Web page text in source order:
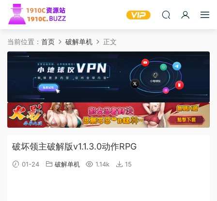
当前位置： 首页 破解单机 正文
破坏领主破解版v1.1.3.0动作RPG
01-24 破解单机 1.14k 15